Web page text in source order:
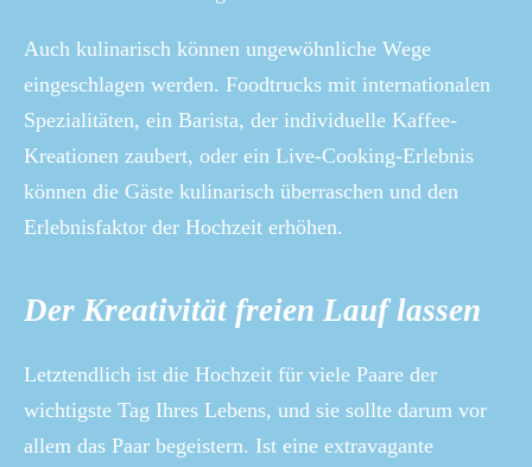
Auch kulinarisch können ungewöhnliche Wege
eingeschlagen werden. Foodtrucks mit internationalen
Spezialitäten, ein Barista, der individuelle Kaffee-
Kreationen zaubert, oder ein Live-Cooking-Erlebnis
können die Gäste kulinarisch überraschen und den
Erlebnisfaktor der Hochzeit erhöhen.
Der Kreativität freien Lauf lassen
Letztendlich ist die Hochzeit für viele Paare der
wichtigste Tag Ihres Lebens, und sie sollte darum vor
allem das Paar begeistern. Ist eine extravagante